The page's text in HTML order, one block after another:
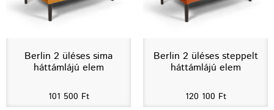
Berlin 2 üléses sima
háttámlájú elem
101 500 Ft
Berlin 2 üléses steppelt
háttámlájú elem
120 100 Ft